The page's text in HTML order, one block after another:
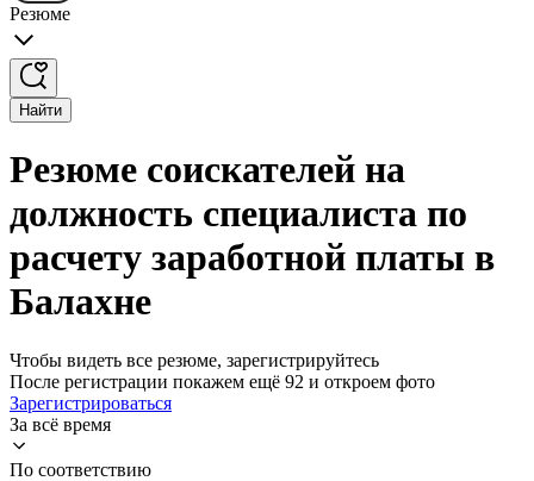
Резюме
Найти
Резюме соискателей на
должность специалиста по
расчету заработной платы в
Балахне
Чтобы видеть все резюме, зарегистрируйтесь
После регистрации покажем ещё 92 и откроем фото
Зарегистрироваться
За всё время
По соответствию